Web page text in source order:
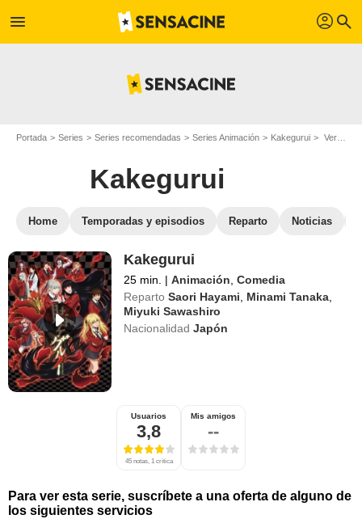
menu profil search
Portada Series Series recomendadas Series Animación Kakegurui Ver Kakegurui en streaming
Kakegurui
Home Temporadas y episodios Reparto Noticias
Kakegurui
25 min. | Animación ,Comedia
Reparto Saori Hayami Minami Tanaka
Miyuki Sawashiro
Nacionalidad Japón
Usuarios
3,8
45 notas, 1 crítica
Mis amigos
--
Para ver esta serie, suscríbete a una oferta de alguno de
los siguientes servicios